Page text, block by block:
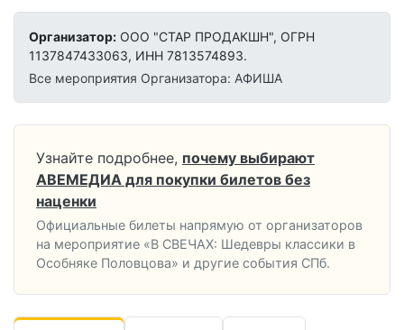
Организатор: ООО "СТАР ПРОДАКШН", ОГРН
1137847433063, ИНН 7813574893.
Все мероприятия Организатора: АФИША
Узнайте подробнее, почему выбирают
АВЕМЕДИА для покупки билетов без
наценки
Официальные билеты напрямую от организаторов
на мероприятие «В СВЕЧАХ: Шедевры классики в
Особняке Половцова» и другие события СПб.